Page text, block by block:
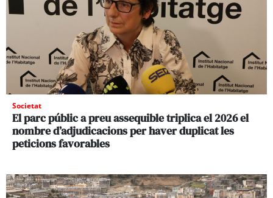
Societat
El parc públic a preu assequible triplica el 2026 el
nombre d’adjudicacions per haver duplicat les
peticions favorables